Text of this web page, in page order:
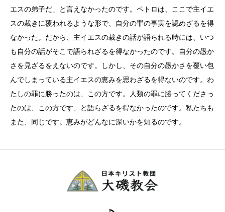
エスの弟子だ」と言えなかったのです。ペトロは、ここで主イエ
スの裁きに覆われるような形で、自分の罪の事実を認めざるを得
なかった。だから、主イエスの裁きの話が語られる時には、いつ
も自分の話がそこで語られざるを得なかったのです。自分の愚か
さを見ざるをえないのです。しかし、その自分の愚かさを覆い包
んでしまっている主イエスの恵みを思わざるを得ないのです。わ
たしの罪に勝ったのは、この方です。人類の罪に勝ってくださっ
たのは、この方です、と語らざるを得なかったのです。私たちも
また、同じです。恵みがどんなに深いかを知るのです。